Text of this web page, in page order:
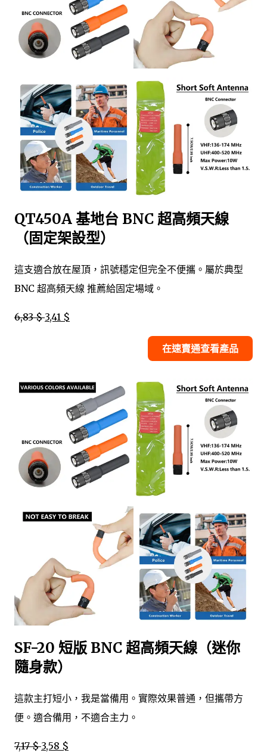
QT450A 基地台 BNC 超高頻天線
（固定架設型）
這支適合放在屋頂，訊號穩定但完全不便攜。屬於典型
BNC 超高頻天線 推薦給固定場域。
6,83 $ 3,41 $
在速賣通查看產品
SF-20 短版 BNC 超高頻天線（迷你
隨身款）
這款主打短小，我是當備用。實際效果普通，但攜帶方
便。適合備用，不適合主力。
7,17 $ 3,58 $